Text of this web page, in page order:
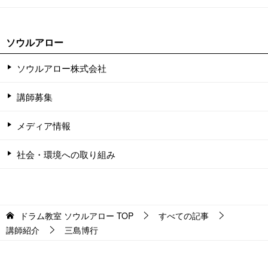
ソウルアロー
ソウルアロー株式会社
講師募集
メディア情報
社会・環境への取り組み
ドラム教室 ソウルアロー TOP
すべての記事
講師紹介
三島博行